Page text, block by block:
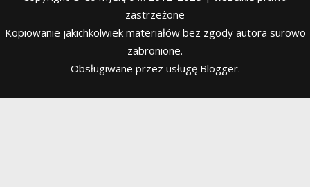
zastrzeżone
Kopiowanie jakichkolwiek materiałów bez zgody autora surowo
zabronione.
Obsługiwane przez usługę Blogger.